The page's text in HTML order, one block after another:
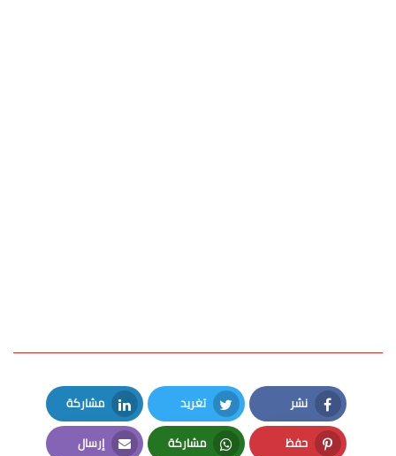
نشر
Facebook
تغريد
Twitter
مشاركة
LinkedIn
حفظ مشاركة إرسال